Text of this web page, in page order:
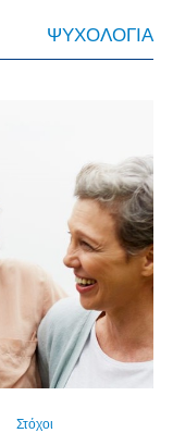
ΨΥΧΟΛΟΓΙΑ
Στόχοι